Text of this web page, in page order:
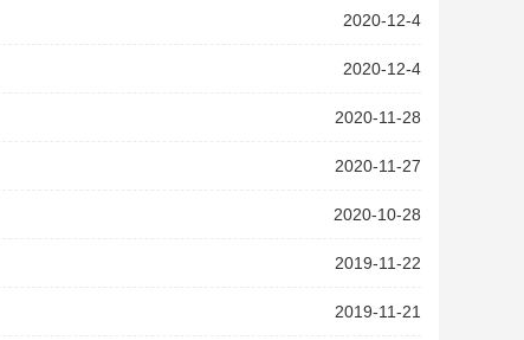
2020-12-4
2020-12-4
2020-11-28
2020-11-27
2020-10-28
2019-11-22
2019-11-21